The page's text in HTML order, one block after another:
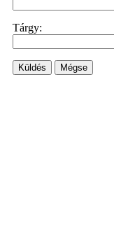
Tárgy:
Küldés Mégse